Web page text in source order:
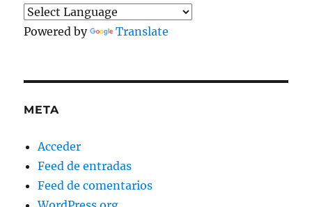
Powered by Translate
META
Acceder
Feed de entradas
Feed de comentarios